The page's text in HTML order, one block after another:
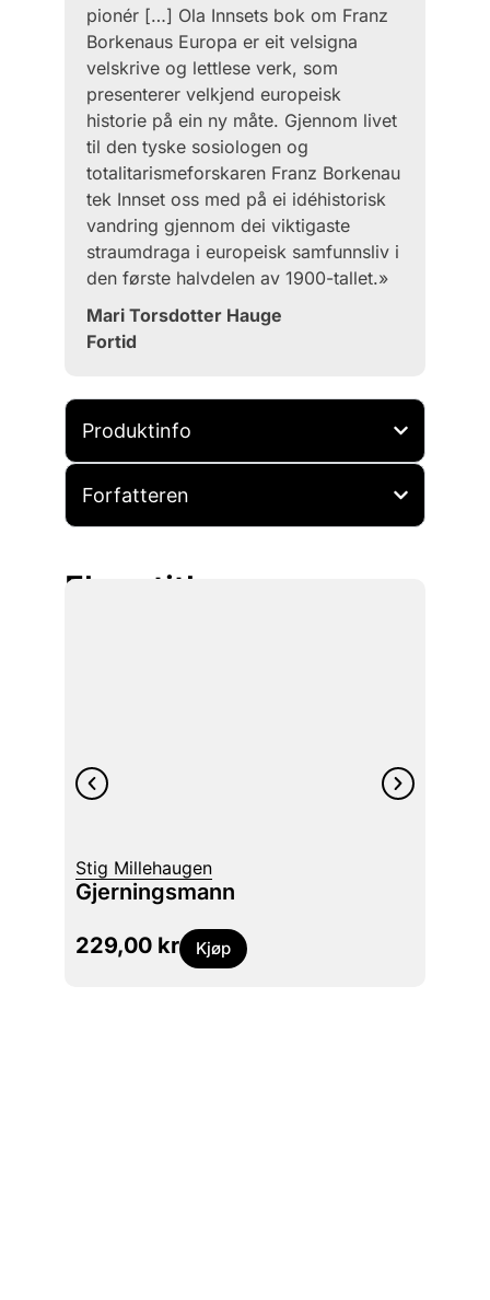
pionér […] Ola Innsets bok om Franz
Borkenaus Europa er eit velsigna
velskrive og lettlese verk, som
presenterer velkjend europeisk
historie på ein ny måte. Gjennom livet
til den tyske sosiologen og
totalitarismeforskaren Franz Borkenau
tek Innset oss med på ei idéhistorisk
vandring gjennom dei viktigaste
straumdraga i europeisk samfunnsliv i
den første halvdelen av 1900-tallet.»
Mari Torsdotter Hauge
Fortid
Produktinfo
Forfatteren
Flere titler
Stig Millehaugen
Gjerningsmann
229,00 kr Kjøp